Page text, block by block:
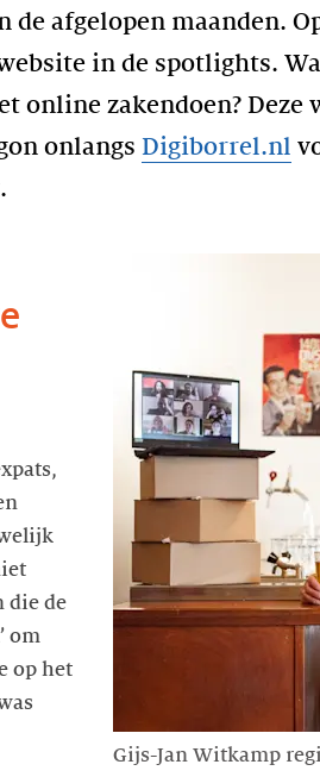
de afgelopen maanden.
in de spotlights.
online zakendoen? Deze
onlangs Digiborrel.nl
Gijs-Jan Witkamp
die de
om
op het